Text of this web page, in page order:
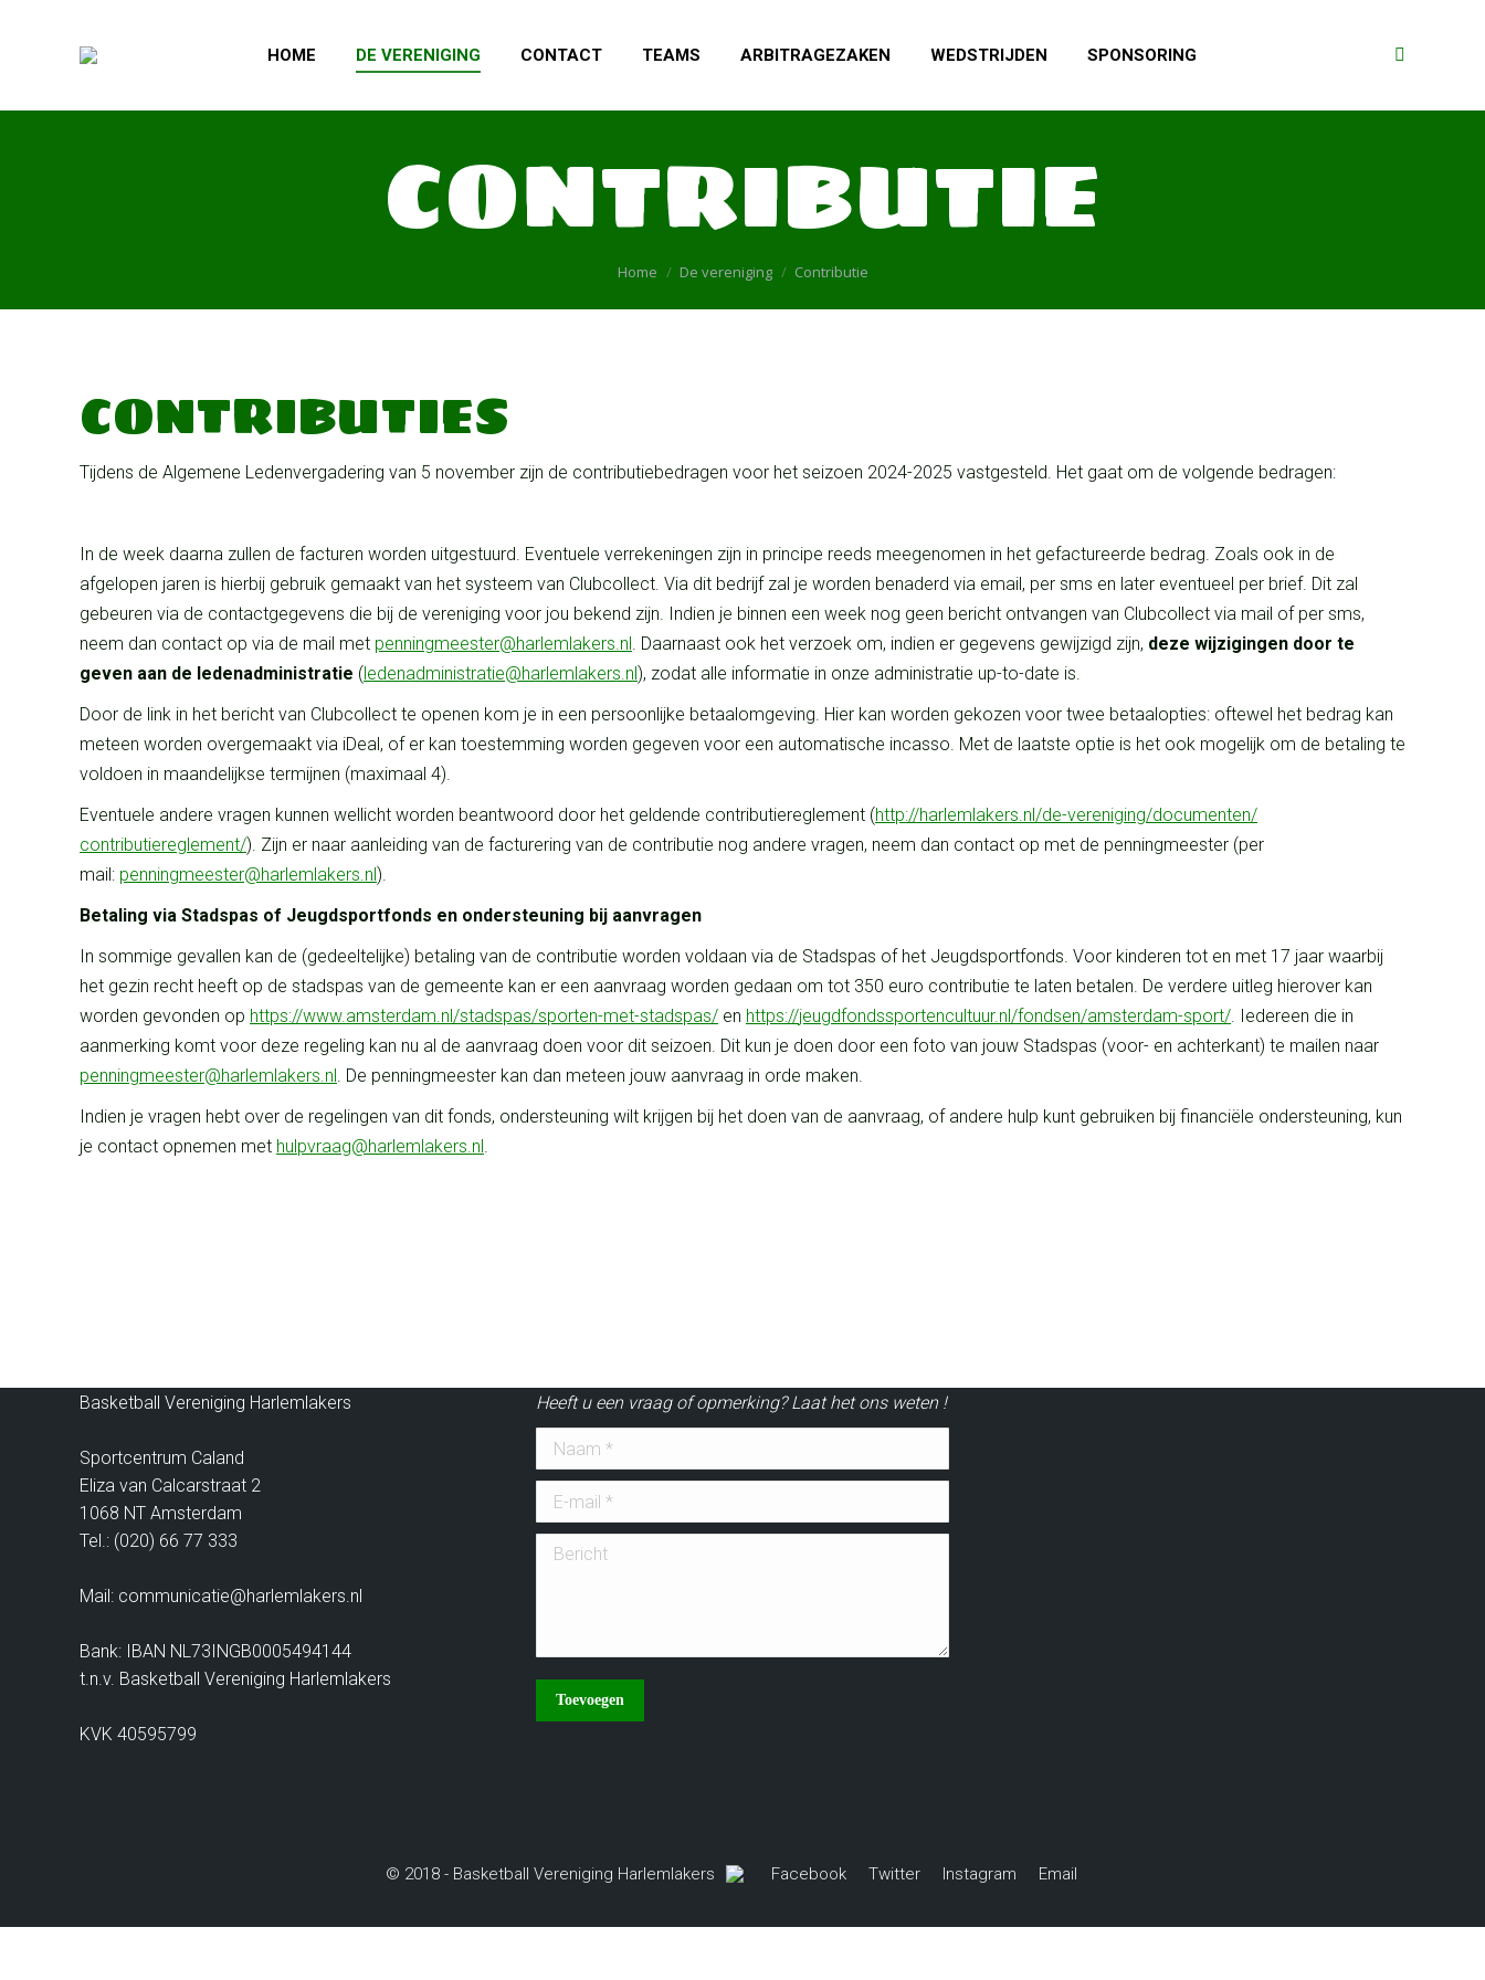
HOME DE VERENIGING CONTACT TEAMS ARBITRAGEZAKEN WEDSTRIJDEN SPONSORING Search:
CONTRIBUTIE
Je bent hier:
Home De vereniging Contributie
CONTRIBUTIES
Tijdens de Algemene Ledenvergadering van 5 november zijn de contributiebedragen voor het seizoen 2024-2025 vastgesteld. Het gaat om de volgende bedragen:
In de week daarna zullen de facturen worden uitgestuurd. Eventuele verrekeningen zijn in principe reeds meegenomen in het gefactureerde bedrag. Zoals ook in de
afgelopen jaren is hierbij gebruik gemaakt van het systeem van Clubcollect. Via dit bedrijf zal je worden benaderd via email, per sms en later eventueel per brief. Dit zal
gebeuren via de contactgegevens die bij de vereniging voor jou bekend zijn. Indien je binnen een week nog geen bericht ontvangen van Clubcollect via mail of per sms,
neem dan contact op via de mail met penningmeester@harlemlakers.nl. Daarnaast ook het verzoek om, indien er gegevens gewijzigd zijn, deze wijzigingen door te
geven aan de ledenadministratie (ledenadministratie@harlemlakers.nl), zodat alle informatie in onze administratie up-to-date is.
Door de link in het bericht van Clubcollect te openen kom je in een persoonlijke betaalomgeving. Hier kan worden gekozen voor twee betaalopties: oftewel het bedrag kan
meteen worden overgemaakt via iDeal, of er kan toestemming worden gegeven voor een automatische incasso. Met de laatste optie is het ook mogelijk om de betaling te
voldoen in maandelijkse termijnen (maximaal 4).
Eventuele andere vragen kunnen wellicht worden beantwoord door het geldende contributiereglement (http://harlemlakers.nl/de-vereniging/documenten/
contributiereglement/). Zijn er naar aanleiding van de facturering van de contributie nog andere vragen, neem dan contact op met de penningmeester (per
mail: penningmeester@harlemlakers.nl).
Betaling via Stadspas of Jeugdsportfonds en ondersteuning bij aanvragen
In sommige gevallen kan de (gedeeltelijke) betaling van de contributie worden voldaan via de Stadspas of het Jeugdsportfonds. Voor kinderen tot en met 17 jaar waarbij
het gezin recht heeft op de stadspas van de gemeente kan er een aanvraag worden gedaan om tot 350 euro contributie te laten betalen. De verdere uitleg hierover kan
worden gevonden op https://www.amsterdam.nl/stadspas/sporten-met-stadspas/ en https://jeugdfondssportencultuur.nl/fondsen/amsterdam-sport/. Iedereen die in
aanmerking komt voor deze regeling kan nu al de aanvraag doen voor dit seizoen. Dit kun je doen door een foto van jouw Stadspas (voor- en achterkant) te mailen naar
penningmeester@harlemlakers.nl. De penningmeester kan dan meteen jouw aanvraag in orde maken.
Indien je vragen hebt over de regelingen van dit fonds, ondersteuning wilt krijgen bij het doen van de aanvraag, of andere hulp kunt gebruiken bij financiële ondersteuning, kun
je contact opnemen met hulpvraag@harlemlakers.nl.
Basketball Vereniging Harlemlakers
Sportcentrum Caland
Eliza van Calcarstraat 2
1068 NT Amsterdam
Tel.: (020) 66 77 333
Mail: communicatie@harlemlakers.nl
Bank: IBAN NL73INGB0005494144
t.n.v. Basketball Vereniging Harlemlakers
KVK 40595799
Heeft u een vraag of opmerking? Laat het ons weten !
Naam *
E-mail *
Bericht
Toevoegen
© 2018 - Basketball Vereniging Harlemlakers Facebook Twitter Instagram Email